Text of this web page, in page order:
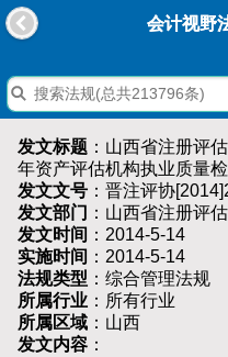
发文标题 ：山西省注册评
年资产评估机构执业质量
发文文号 ：晋注评协
发文部门 ：山西省注册评
发文时间 ：2014-5-14
实施时间 ：2014-5-14
法规类型 ：综合管理法规
所属行业 ：所有行业
所属区域 ：山西
发文内容 ：